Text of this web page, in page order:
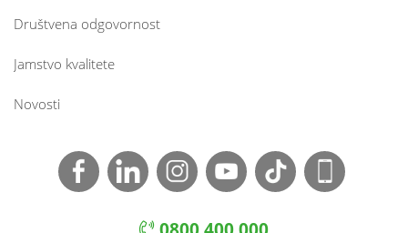
Društvena odgovornost
Jamstvo kvalitete
Novosti